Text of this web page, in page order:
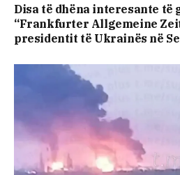
Disa të dhëna interesante të
“Frankfurter Allgemeine
presidentit të Ukrainës në